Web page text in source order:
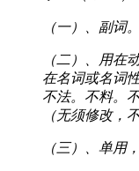
（一）、副词。
（二）、用在
在名词或名词
不法。不料。
（无须修改，
（三）、单用